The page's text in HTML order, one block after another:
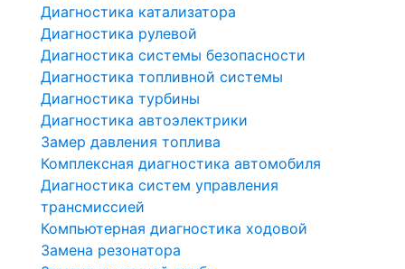
Диагностика катализатора
Диагностика рулевой
Диагностика системы безопасности
Диагностика топливной системы
Диагностика турбины
Диагностика автоэлектрики
Замер давления топлива
Комплексная диагностика автомобиля
Диагностика систем управления
трансмиссией
Компьютерная диагностика ходовой
Замена резонатора